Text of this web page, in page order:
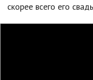
скорее всего его